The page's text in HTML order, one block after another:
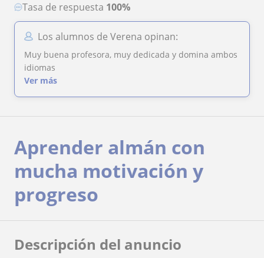
Tasa de respuesta 100%
Los alumnos de Verena opinan:
Muy buena profesora, muy dedicada y domina ambos
idiomas
Ver más
Aprender almán con
mucha motivación y
progreso
Descripción del anuncio